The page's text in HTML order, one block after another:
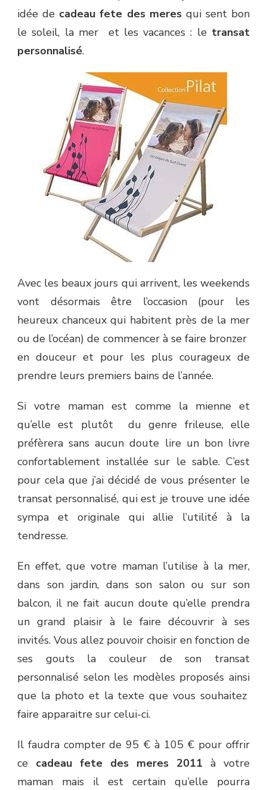
PERSONNALISEZ
TRANSAT
MAMAN
POUR
LA
FÊTE
DES
MÈRES
2011
idée de cadeau fete des meresqui sent bon
le soleil, la mer et les vacances : letransat
personnalisé.
Avec les beaux jours qui arrivent, les weekends
vont désormais être l’occasion (pour les
heureux chanceux qui habitent près de la mer
ou de l’océan) de commencer à se faire bronzer
en douceur et pour les plus courageux de
prendre leurs premiers bains de l’année.
Si votre maman est comme la mienne et
qu’elle est plutôt du genre frileuse, elle
préfèrera sans aucun doute lire un bon livre
confortablement installée sur le sable. C’est
pour cela que j’ai décidé de vous présenter le
transat personnalisé, qui est je trouve une idée
sympa et originale qui allie l’utilité à la
tendresse.
En effet, que votre maman l’utilise à la mer,
dans son jardin, dans son salon ou sur son
balcon, il ne fait aucun doute qu’elle prendra
un grand plaisir à le faire découvrir à ses
invités. Vous allez pouvoir choisir en fonction de
ses gouts la couleur de son transat
personnalisé selon les modèles proposés ainsi
que la photo et la texte que vous souhaitez
faire apparaitre sur celui-ci.
Il faudra compter de 95 € à 105 € pour offrir
ce cadeau fete des meres 2011 à votre
maman mais il est certain qu’elle pourra